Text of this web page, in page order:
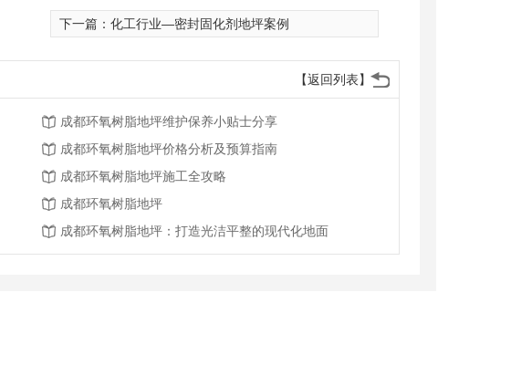
下一篇： 化工行业—密封固化剂地坪案例
【返回列表】
成都环氧树脂地坪维护保养小贴士分享
成都环氧树脂地坪价格分析及预算指南
成都环氧树脂地坪施工全攻略
成都环氧树脂地坪
成都环氧树脂地坪：打造光洁平整的现代化地面